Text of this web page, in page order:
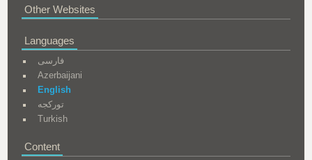
Other Websites
Languages
فارسی
Azerbaijani
English
تورکجه
Turkish
Content